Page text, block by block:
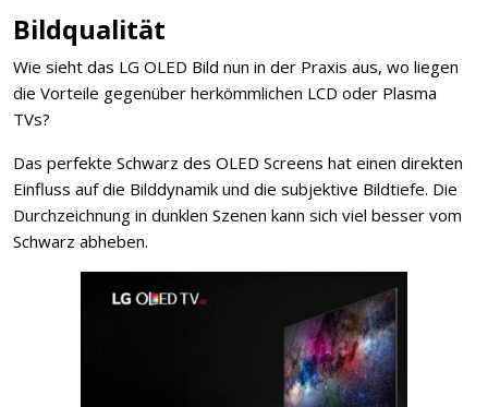
Bildqualität
Wie sieht das LG OLED Bild nun in der Praxis aus, wo liegen
die Vorteile gegenüber herkömmlichen LCD oder Plasma
TVs?
Das perfekte Schwarz des OLED Screens hat einen direkten
Einfluss auf die Bilddynamik und die subjektive Bildtiefe. Die
Durchzeichnung in dunklen Szenen kann sich viel besser vom
Schwarz abheben.